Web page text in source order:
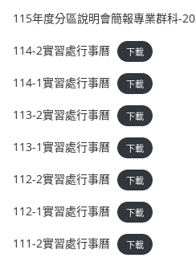
115年度分區說明會簡報專業群科-
114-2實習處行事曆 下載
114-1實習處行事曆 下載
113-2實習處行事曆 下載
113-1實習處行事曆 下載
112-2實習處行事曆 下載
112-1實習處行事曆 下載
111-2實習處行事曆 下載